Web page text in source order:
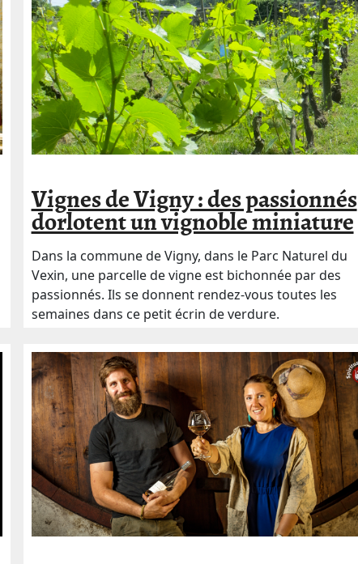
Vignes de Vigny : des passionnés
dorlotent un vignoble miniature
Dans la commune de Vigny, dans le Parc Naturel du
Vexin, une parcelle de vigne est bichonnée par des
passionnés. Ils se donnent rendez-vous toutes les
semaines dans ce petit écrin de verdure.